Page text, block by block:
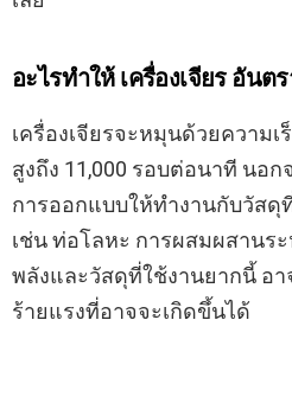
อันตราย และสิ่งที่คุณสามารถ
เลย
อะไรทำให้ เครื่องเจียร อันต
เครื่องเจียรจะหมุนด้วยความ
สูงถึง 11,000 รอบต่อนาที นอก
การออกแบบให้ทำงานกับวัสดุ
เช่น ท่อโลหะ การผสมผสานระ